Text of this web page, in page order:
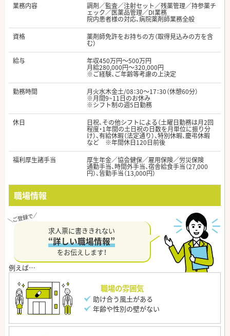
業務内容
調剤／監査／注射セット／残薬管理／持参薬チ
ェック／医薬品管理／DI業務
院内患者様の対応、病院薬剤師業務全般
資格
薬剤師免許をお持ちの方（取得見込みの方を含
む）
給与
年収450万円～500万円
月給280,000円～320,000円
※ご経験、ご年齢等考慮の上決定
勤務時間
月火水木金土/08：30～17：30（休憩60分）
※月間9~11日のお休み
※シフト制の週5日勤務
休日
日祝、その他シフトによる（土曜日勤務は月2回
程度・1年間の土日祝の日数を月単位に振り分
け）、有給休暇（法定通り）、特別休暇、慶弔休暇
など ※年間休日120日前後
福利厚生諸手当
厚生年金／協会健保／雇用保険／労災保険
通勤手当、時間外手当、宿舎給食手当（27,000
円）、皆勤手当（13,000円）
職場情報
求人票に書ききれない
“詳しい職場情報”
をお伝えします！
職場の雰囲気
助け合う風土がある
年齢や性別の壁がない